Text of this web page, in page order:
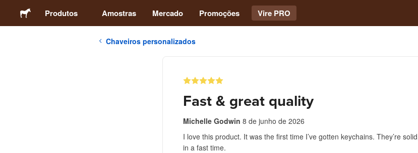
Produtos Amostras Mercado Promoções Vire PRO
Chaveiros personalizados
Fast & great quality
Michelle Godwin 8 de junho de 2026
I love this product. It was the first time I’ve gotten keychains. They’re
in a fast time.